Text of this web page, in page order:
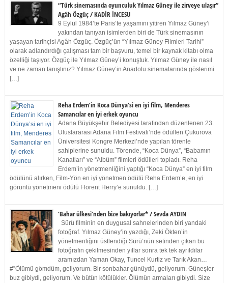
“Türk sinemasında oyunculuk Yılmaz Güney ile zirveye ulaşır”
Agâh Özgüç / KADİR İNCESU
9 Eylül 1984’te Paris’te yaşamını yitiren Yılmaz Güney’i
yakından tanıyan isimlerden biri de Türk sinemasının
yaşayan tarihçisi Agâh Özgüç. Özgüç’ün “Yılmaz Güney Filmleri Tarihi”
olarak adlandırdığı çalışması tam bir başvuru, temel bir kaynak kitabı olma
özelliği taşıyor. Özgüç ile Yılmaz Güney’i konuştuk. Yılmaz Güney ile nasıl
ve ne zaman tanıştınız? Yılmaz Güney’in Anadolu sinemalarında gösterimi
[…]
Reha Erdem’in Koca Dünya’si en iyi film, Menderes
Samancılar en iyi erkek oyuncu
Adana Büyükşehir Belediyesi tarafından düzenlenen 23.
Uluslararası Adana Film Festivali’nde ödüllen Çukurova
Üniversitesi Kongre Merkezi’nde yapılan törenle
sahiplerine sunuldu. Törende, “Koca Dünya”, “Babamın
Kanatları” ve “Albüm” filmleri ödülleri topladı. Reha
Erdem’in yönetmenliğini yaptığı “Koca Dünya” en iyi film
ödülünü alırken, Film-Yön en iyi yönetmen ödülü Reha Erdem’e, en iyi
görüntü yönetmeni ödülü Florent Herry’e sunuldu. […]
‘Bahar ülkesi’nden bize bakıyorlar* / Sevda AYDIN
Sürü filminin en duygusal sahnelerinden biri yandaki
fotoğraf. Yılmaz Güney’in yazdığı, Zeki Ökten’in
yönetmenliğini üstlendiği Sürü’nün setinden çıkan bu
fotoğrafın çekilmesinden yıllar sonra tek tek ayrıldılar
aramızdan Yaman Okay, Tuncel Kurtiz ve Tarık Akan…
#”Ölümü gömdüm, geliyorum. Bir sonbahar günüydü, geliyorum. Güneşler
buz gibiydi, geliyorum. Ve bütün kötülükler. Ölümün armaları gibiydi. Size